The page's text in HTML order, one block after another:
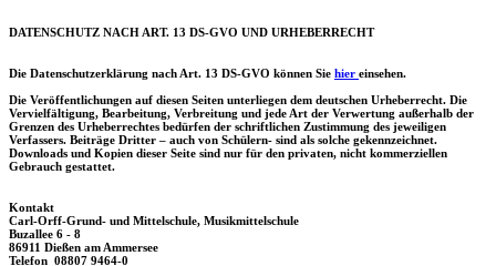
DATENSCHUTZ NACH ART. 13 DS-GVO UND URHEBERRECHT
Die Datenschutzerklärung nach Art. 13 DS-GVO können Sie hier einsehen.
Die Veröffentlichungen auf diesen Seiten unterliegen dem deutschen Urheberrecht. Die
Vervielfältigung, Bearbeitung, Verbreitung und jede Art der Verwertung außerhalb der
Grenzen des Urheberrechtes bedürfen der schriftlichen Zustimmung des jeweiligen
Verfassers. Beiträge Dritter – auch von Schülern- sind als solche gekennzeichnet.
Downloads und Kopien dieser Seite sind nur für den privaten, nicht kommerziellen
Gebrauch gestattet.
Kontakt
Carl-Orff-Grund- und Mittelschule, Musikmittelschule
Buzallee 6 - 8
86911 Dießen am Ammersee
Telefon 08807 9464-0